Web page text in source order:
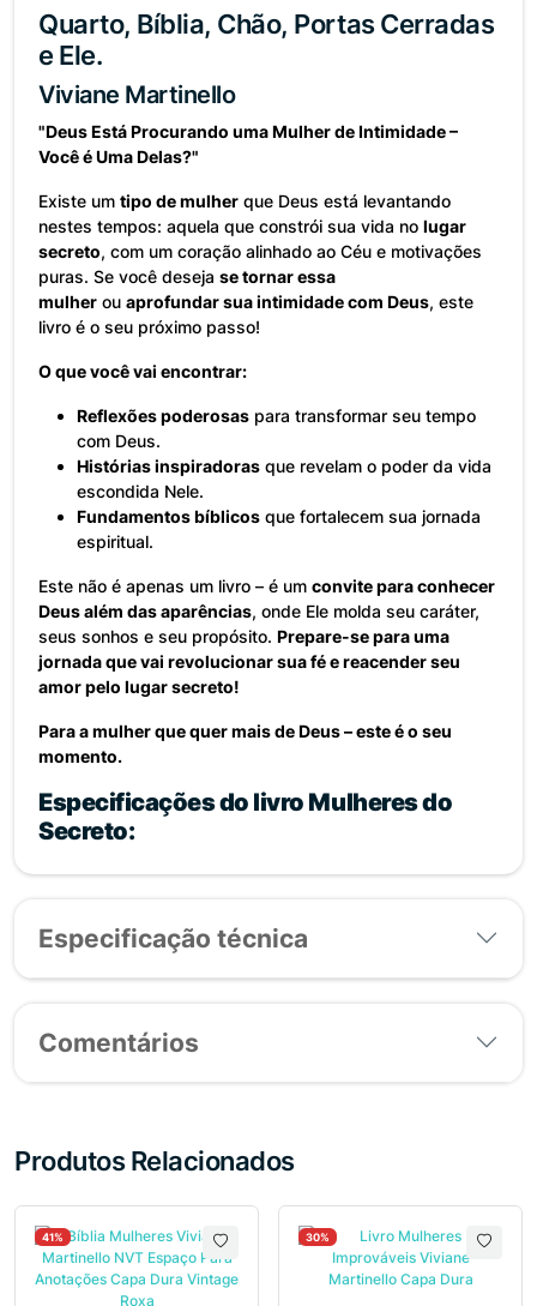
Quarto, Bíblia, Chão, Portas Cerradas
e Ele.
Viviane Martinello
"Deus Está Procurando uma Mulher de Intimidade –
Você é Uma Delas?"
Existe um tipo de mulher que Deus está levantando
nestes tempos: aquela que constrói sua vida no lugar
secreto, com um coração alinhado ao Céu e motivações
puras. Se você deseja se tornar essa
mulher ou aprofundar sua intimidade com Deus, este
livro é o seu próximo passo!
O que você vai encontrar:
Reflexões poderosas para transformar seu tempo
com Deus.
Histórias inspiradoras que revelam o poder da vida
escondida Nele.
Fundamentos bíblicos que fortalecem sua jornada
espiritual.
Este não é apenas um livro – é um convite para conhecer
Deus além das aparências, onde Ele molda seu caráter,
seus sonhos e seu propósito. Prepare-se para uma
jornada que vai revolucionar sua fé e reacender seu
amor pelo lugar secreto!
Para a mulher que quer mais de Deus – este é o seu
momento.
Especificações do livro Mulheres do
Secreto:
Especificação técnica
Comentários
Produtos Relacionados
41% 30%